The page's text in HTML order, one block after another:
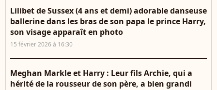
Lilibet de Sussex (4 ans et demi) adorable danseuse
ballerine dans les bras de son papa le prince Harry,
son visage apparaît en photo
15 février 2026 à 16:30
Meghan Markle et Harry : Leur fils Archie, qui a
hérité de la rousseur de son père, a bien grandi